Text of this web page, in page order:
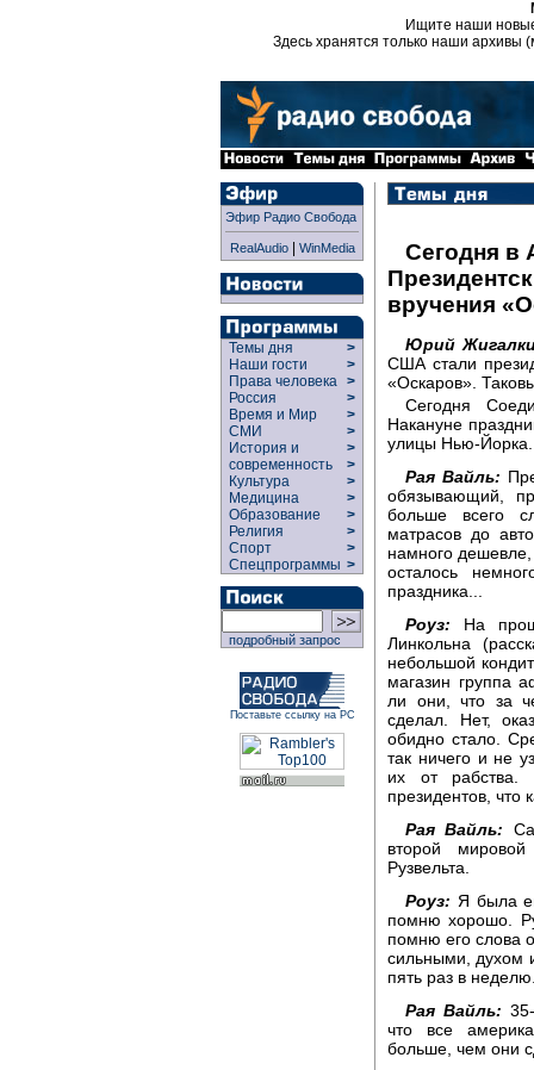
Ищите наши
Здесь хранятся только наши архивы
Эфир Радио Свобода
RealAudio| WinMedia
Темы дня
>
Наши гости
>
Права человека >
Россия
>
Время и Мир
>
СМИ
>
История и
современность
>
>
Культура
>
Медицина
>
Образование
>
Религия
>
Спорт
>
Спецпрограммы >
подробный запрос
Поставьте ссылку на РС
Сегодня в
вручения
Юрий
США стали
«Оскаров».
Сегодня
Накануне
улицы Нью-Йорка.
Рая Вайль:
обязывающий,
больше всего
матрасов до
намного
осталось
праздника...
Роуз: На
Линкольна
небольшой
магазин группа
ли они, что за
сделал. Нет,
обидно стало.
так ничего и не
их от
президентов, что
Рая Вайль:
второй
Рузвельта.
Роуз: Я была
помню хорошо.
помню его слова
сильными, духом
пять раз в
Рая Вайль:
что все
больше, чем они